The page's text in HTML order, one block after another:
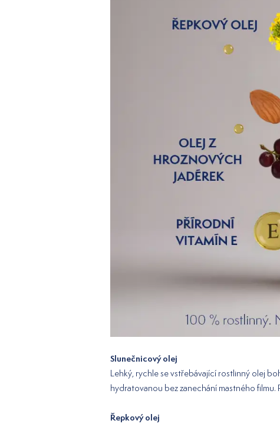
Slunečnicový olej
Lehký, rychle se vstřebávající rostlinný olej
hydratovanou bez zanechání mastného
Řepkový olej